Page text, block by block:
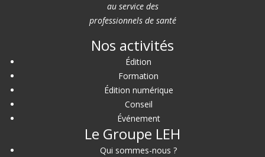
au service des
professionnels de santé
Nos activités
Édition
Formation
Édition numérique
Conseil
Événement
Le Groupe LEH
Qui sommes-nous ?